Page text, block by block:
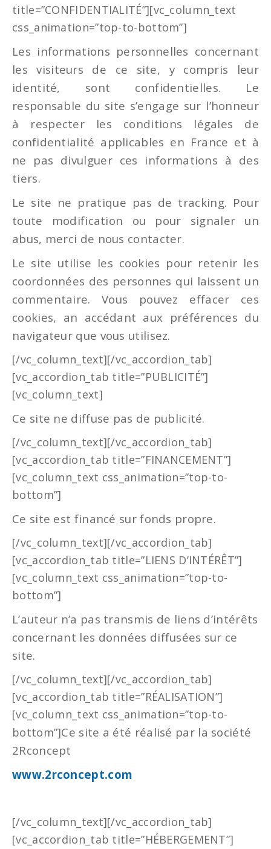
title=”CONFIDENTIALITÉ”][vc_column_text
css_animation=”top-to-bottom”]
Les informations personnelles concernant
les visiteurs de ce site, y compris leur
identité, sont confidentielles. Le
responsable du site s’engage sur l’honneur
à respecter les conditions légales de
confidentialité applicables en France et à
ne pas divulguer ces informations à des
tiers.
Le site ne pratique pas de tracking. Pour
toute modification ou pour signaler un
abus, merci de nous contacter.
Le site utilise les cookies pour retenir les
coordonnées des personnes qui laissent un
commentaire. Vous pouvez effacer ces
cookies, an accédant aux préférences du
navigateur que vous utilisez.
[/vc_column_text][/vc_accordion_tab]
[vc_accordion_tab title=”PUBLICITÉ”]
[vc_column_text]
Ce site ne diffuse pas de publicité.
[/vc_column_text][/vc_accordion_tab]
[vc_accordion_tab title=”FINANCEMENT”]
[vc_column_text css_animation=”top-to-
bottom”]
Ce site est financé sur fonds propre.
[/vc_column_text][/vc_accordion_tab]
[vc_accordion_tab title=”LIENS D’INTÉRÊT”]
[vc_column_text css_animation=”top-to-
bottom”]
L’auteur n’a pas transmis de liens d’intérêts
concernant les données diffusées sur ce
site.
[/vc_column_text][/vc_accordion_tab]
[vc_accordion_tab title=”RÉALISATION”]
[vc_column_text css_animation=”top-to-
bottom”]Ce site a été réalisé par la société
2Rconcept
www.2rconcept.com
[/vc_column_text][/vc_accordion_tab]
[vc_accordion_tab title=”HÉBERGEMENT”]